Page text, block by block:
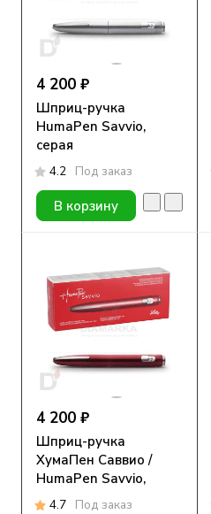
4 200 ₽
Шприц-ручка
HumaPen Savvio,
серая
4.2 Под заказ
В корзину
4 200 ₽
Шприц-ручка
ХумаПен Саввио /
HumaPen Savvio,
красная
4.7 Под заказ